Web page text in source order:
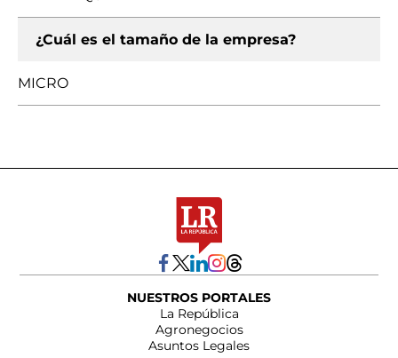
¿Cuál es el tamaño de la empresa?
MICRO
NUESTROS PORTALES
La República
Agronegocios
Asuntos Legales